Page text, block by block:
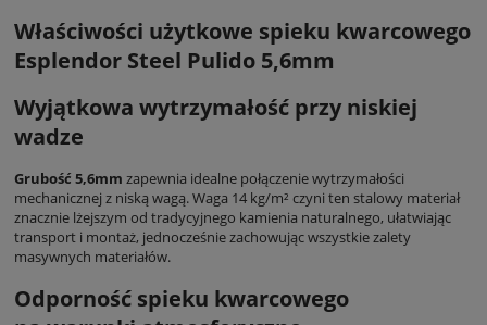
Właściwości użytkowe spieku kwarcowego
Esplendor Steel Pulido 5,6mm
Wyjątkowa wytrzymałość przy niskiej
wadze
Grubość 5,6mm zapewnia idealne połączenie wytrzymałości
mechanicznej z niską wagą. Waga 14 kg/m² czyni ten stalowy materiał
znacznie lżejszym od tradycyjnego kamienia naturalnego, ułatwiając
transport i montaż, jednocześnie zachowując wszystkie zalety
masywnych materiałów.
Odporność spieku kwarcowego